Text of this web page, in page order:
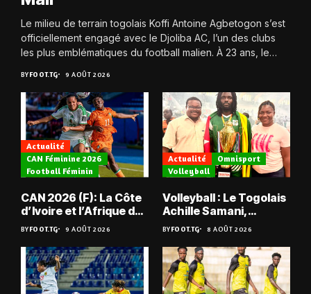
Le milieu de terrain togolais Koffi Antoine Agbetogon s’est
officiellement engagé avec le Djoliba AC, l’un des clubs
les plus emblématiques du football malien. À 23 ans, le
BYFOOT.TG 9 AOÛT 2026
Actualité
CAN Féminine 2026
Football Féminin
CAN 2026 (F): La Côte
d’Ivoire et l’Afrique du
Sud tombent
BYFOOT.TG 9 AOÛT 2026
Actualité
Omnisport
Volleyball
Volleyball : Le Togolais
Achille Samani,
champion du Bénin !
BYFOOT.TG 8 AOÛT 2026